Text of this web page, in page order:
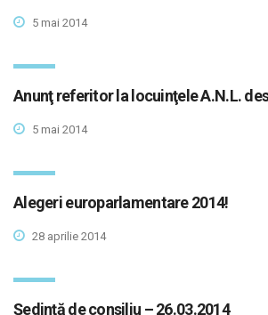
5 mai 2014
Anunţ referitor la locuinţele A.N.L.
5 mai 2014
Alegeri europarlamentare 2014!
28 aprilie 2014
Şedinţă de consiliu – 26.03.2014